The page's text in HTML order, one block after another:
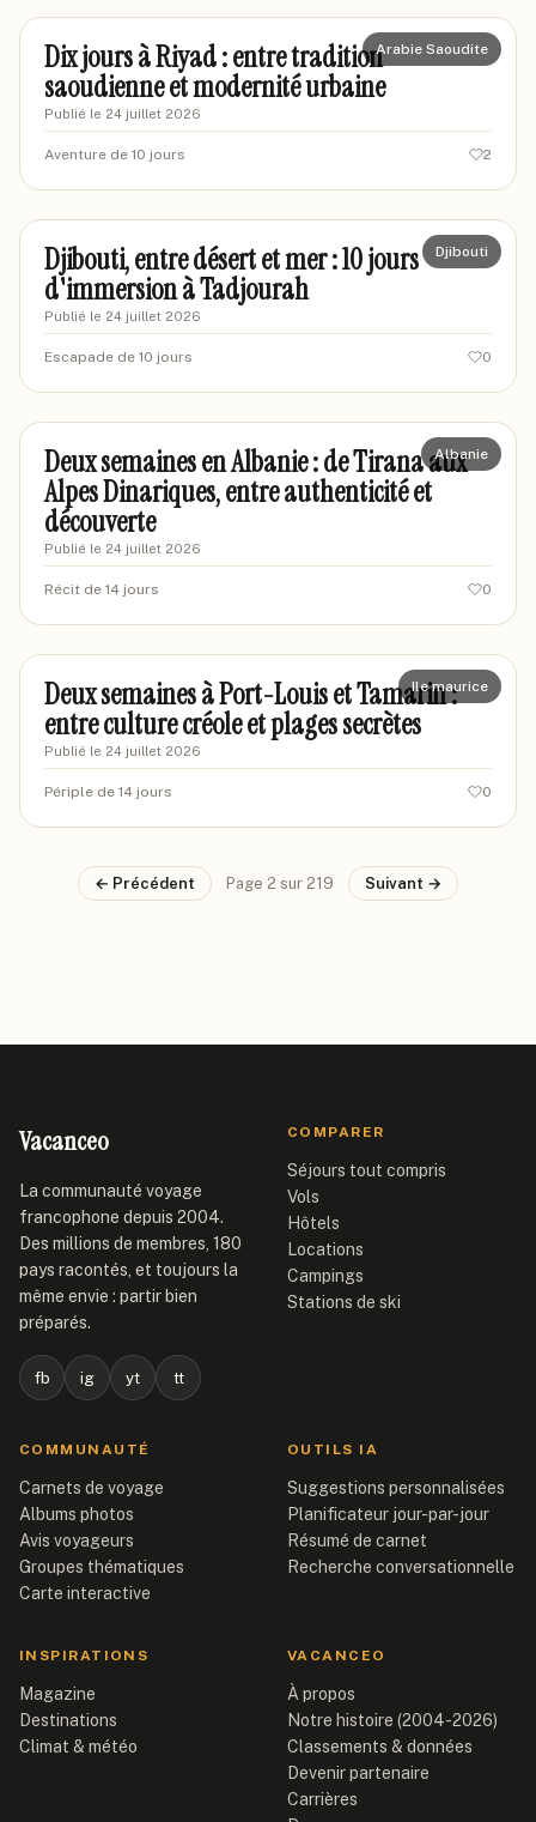
Arabie Saoudite
Dix jours à Riyad : entre tradition
saoudienne et modernité urbaine
Publié le 24 juillet 2026
Aventure de 10 jours 2
sandyexplorer
Djibouti
Djibouti, entre désert et mer : 10 jours
d'immersion à Tadjourah
Publié le 24 juillet 2026
Escapade de 10 jours 0
marcletraveleur
Albanie
Deux semaines en Albanie : de Tirana aux
Alpes Dinariques, entre authenticité et
découverte
Publié le 24 juillet 2026
Récit de 14 jours 0
marineenvoyage
Ile maurice
Deux semaines à Port-Louis et Tamarin :
entre culture créole et plages secrètes
Publié le 24 juillet 2026
Périple de 14 jours 0
← Précédent Page 2 sur 219 Suivant →
Vacanceo
La communauté voyage
francophone depuis 2004.
Des millions de membres, 180
pays racontés, et toujours la
même envie : partir bien
préparés.
fb ig yt tt
COMPARER
Séjours tout compris
Vols
Hôtels
Locations
Campings
Stations de ski
COMMUNAUTÉ
Carnets de voyage
Albums photos
Avis voyageurs
Groupes thématiques
Carte interactive
OUTILS IA
Suggestions personnalisées
Planificateur jour-par-jour
Résumé de carnet
Recherche conversationnelle
INSPIRATIONS
Magazine
Destinations
Climat & météo
VACANCEO
À propos
Notre histoire (2004-2026)
Classements & données
Devenir partenaire
Carrières